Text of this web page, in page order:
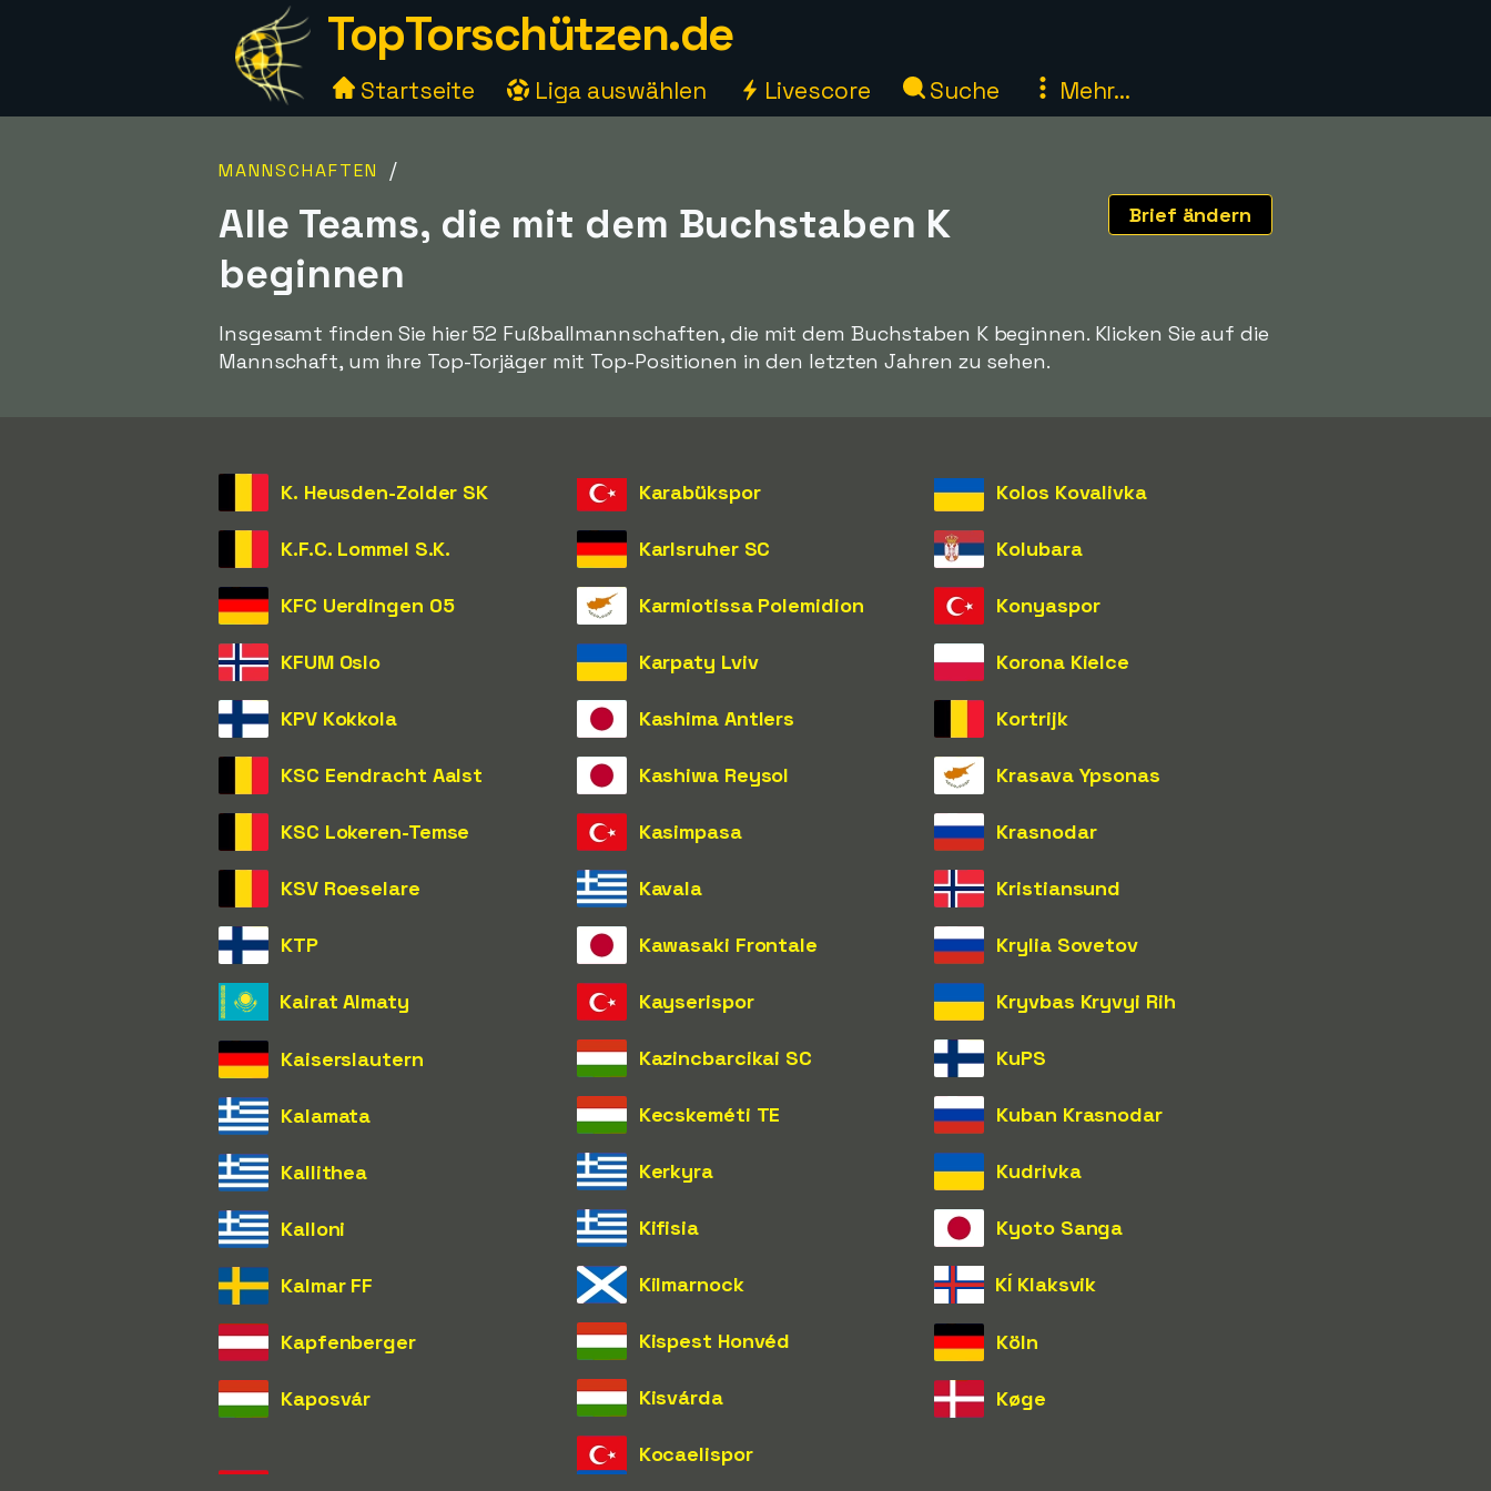
TopTorschützen.de
Startseite Liga auswählen Livescore Suche Mehr...
MANNSCHAFTEN
/
Brief ändern
Alle Teams, die mit dem Buchstaben K
beginnen
Insgesamt finden Sie hier 52 Fußballmannschaften, die mit dem Buchstaben K beginnen. Klicken Sie auf die
Mannschaft, um ihre Top-Torjäger mit Top-Positionen in den letzten Jahren zu sehen.
K. Heusden-Zolder SK
K.F.C. Lommel S.K.
KFC Uerdingen 05
KFUM Oslo
KPV Kokkola
KSC Eendracht Aalst
KSC Lokeren-Temse
KSV Roeselare
KTP
Kairat Almaty
Kaiserslautern
Kalamata
Kallithea
Kalloni
Kalmar FF
Kapfenberger
Kaposvár
Karabükspor
Karlsruher SC
Karmiotissa Polemidion
Karpaty Lviv
Kashima Antlers
Kashiwa Reysol
Kasimpasa
Kavala
Kawasaki Frontale
Kayserispor
Kazincbarcikai SC
Kecskeméti TE
Kerkyra
Kifisia
Kilmarnock
Kispest Honvéd
Kisvárda
Kocaelispor
Kolos Kovalivka
Kolubara
Konyaspor
Korona Kielce
Kortrijk
Krasava Ypsonas
Krasnodar
Kristiansund
Krylia Sovetov
Kryvbas Kryvyi Rih
KuPS
Kuban Krasnodar
Kudrivka
Kyoto Sanga
KÍ Klaksvik
Köln
Køge